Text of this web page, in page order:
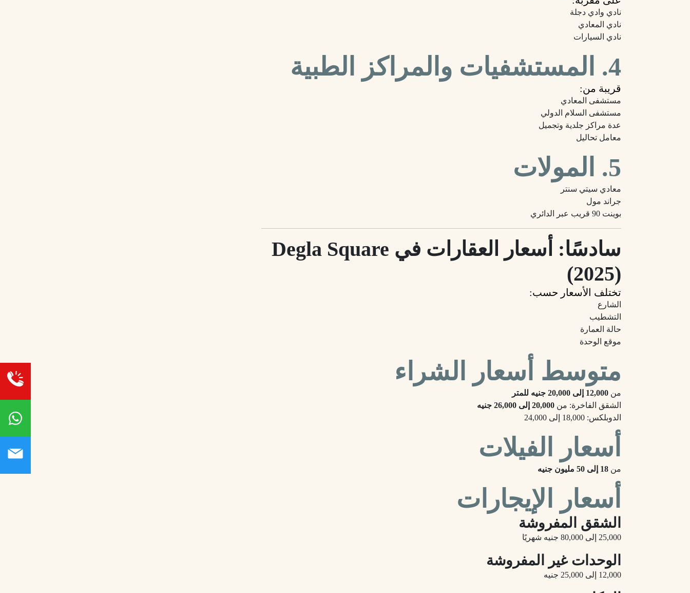
نادي وادي دجلة
نادي المعادي
نادي السيارات
4. المستشفيات والمراكز الطبية
قريبة من:
مستشفى المعادي
مستشفى السلام الدولي
عدة مراكز جلدية وتجميل
معامل تحاليل
5. المولات
معادي سيتي سنتر
جراند مول
بوينت 90 قريب عبر الدائري
سادسًا: أسعار العقارات في Degla Square
(2025)
تختلف الأسعار حسب:
الشارع
التشطيب
حالة العمارة
موقع الوحدة
متوسط أسعار الشراء
من12,000 إلى 20,000 جنيه للمتر
الشقق الفاخرة: من20,000 إلى 26,000 جنيه
الدوبلكس: 18,000 إلى 24,000
أسعار الفيلات
من18 إلى 50 مليون جنيه
أسعار الإيجارات
الشقق المفروشة
25,000 إلى 80,000 جنيه شهريًا
الوحدات غير المفروشة
12,000 إلى 25,000 جنيه